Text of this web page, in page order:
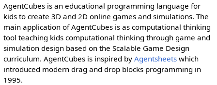
AgentCubes is an educational programming language for
kids to create 3D and 2D online games and simulations. The
main application of AgentCubes is as computational thinking
tool teaching kids computational thinking through game and
simulation design based on the Scalable Game Design
curriculum. AgentCubes is inspired by Agentsheetswhich
introduced modern drag and drop blocks programming in
1995.